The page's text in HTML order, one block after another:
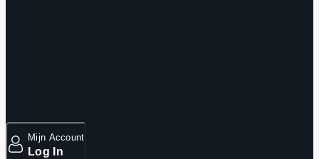
Mijn Account
Log In